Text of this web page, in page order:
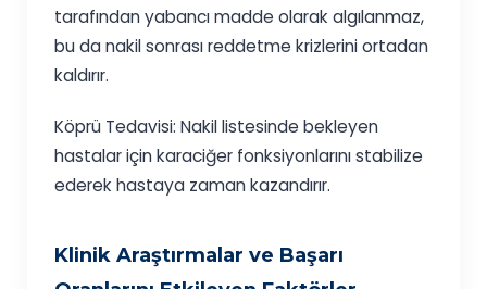
tarafından yabancı madde olarak algılanmaz,
bu da nakil sonrası reddetme krizlerini ortadan
kaldırır.
Köprü Tedavisi: Nakil listesinde bekleyen
hastalar için karaciğer fonksiyonlarını stabilize
ederek hastaya zaman kazandırır.
Klinik Araştırmalar ve Başarı